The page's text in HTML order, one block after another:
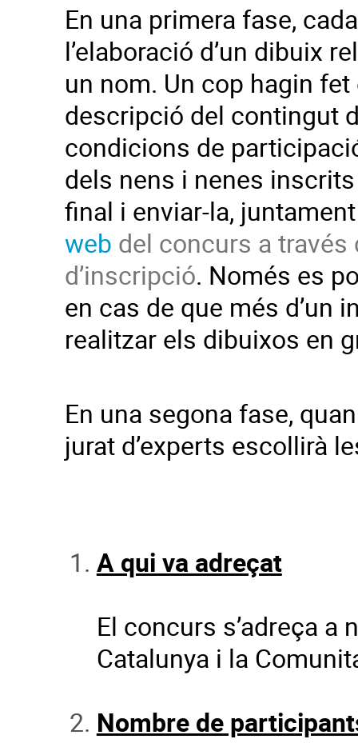
En una primera fase,
l’elaboració d’un dibuix
un nom. Un cop hagin
descripció del contingut
condicions de
dels nens i nenes
final i enviar-la,
web del concurs a través
d’inscripció. Només es
en cas de que més d’un
realitzar els dibuixos en
En una segona fase,
jurat d’experts escollirà
A qui va adreçat
El concurs s’adreça a
Catalunya i la
Nombre de